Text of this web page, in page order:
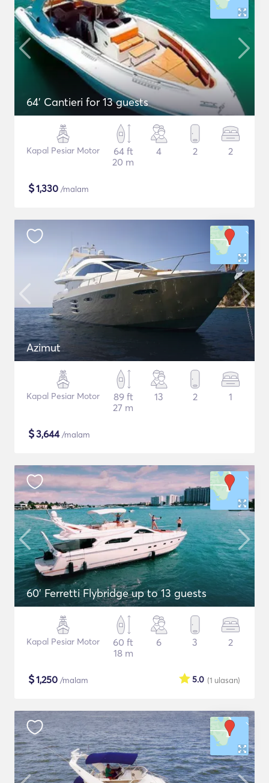
64' Cantieri for 13 guests
Kapal Pesiar Motor
64 ft
20 m
4 2 2
$1,330 /malam
Azimut
Kapal Pesiar Motor
89 ft
27 m
13 2 1
$3,644/malam
60' Ferretti Flybridge up to 13 guests
Kapal Pesiar Motor
60 ft
18 m
6 3 2
$1,250 /malam (1 ulasan)
5.0